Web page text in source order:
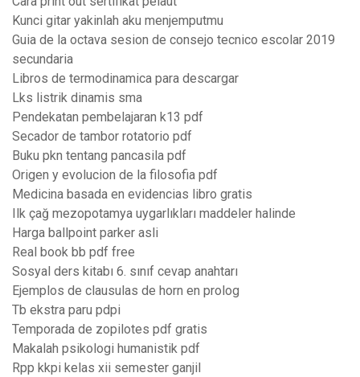
Kunci gitar yakinlah aku menjemputmu
Guia de la octava sesion de consejo tecnico escolar 2019
secundaria
Libros de termodinamica para descargar
Lks listrik dinamis sma
Pendekatan pembelajaran k13 pdf
Secador de tambor rotatorio pdf
Buku pkn tentang pancasila pdf
Origen y evolucion de la filosofia pdf
Medicina basada en evidencias libro gratis
Ilk çağ mezopotamya uygarlıkları maddeler halinde
Harga ballpoint parker asli
Real book bb pdf free
Sosyal ders kitabı 6. sınıf cevap anahtarı
Ejemplos de clausulas de horn en prolog
Tb ekstra paru pdpi
Temporada de zopilotes pdf gratis
Makalah psikologi humanistik pdf
Rpp kkpi kelas xii semester ganjil